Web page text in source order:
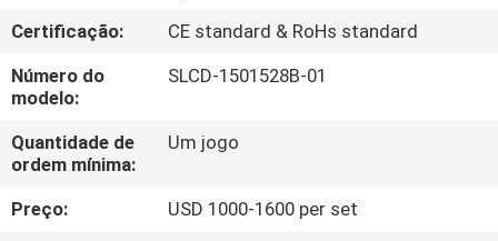
SOBRE
NÓS
EXCURSÃO
DA
FÁBRICA
Certificação:
CE standard & RoHs standard
Número do
modelo:
SLCD-1501528B-01
Quantidade de
ordem mínima:
Um jogo
Preço:
USD 1000-1600 per set